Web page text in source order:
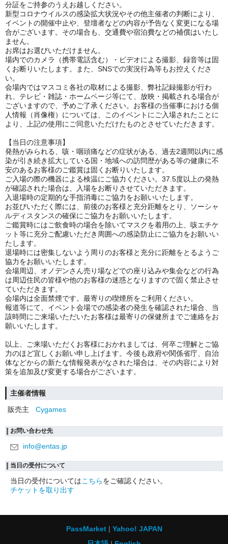
分証をご持参のうえお越しください。
新型コロナウイルスの感染拡大状況やその他主催者の判断により、
イベントの開催中止や、登壇者などの内容が予告なく変更になる場
合がございます。その場合も、交通費や宿泊費などの補償はいたし
ません。
お席はお選びいただけません。
場内でのカメラ（携帯電話含む）・ビデオによる撮影、録音等は固
くお断りいたします。また、SNSでの実況行為等もお控えくださ
い。
会場内ではマスコミ各社の取材による撮影、弊社記録撮影が行わ
れ、テレビ・雑誌・ホームページ等にて、放映・掲載される場合が
ございますので、予めご了承ください。お客様の当催事における個
人情報（肖像権）については、このイベントにご入場されたことに
より、上記の使用にご同意いただけたものとさせていただきます。
【当日の注意事項】
発熱がみられる、咳・咽頭痛などの症状がある、過去2週間以内に感
染が引き続き拡大している国・地域への訪問歴がある等の健康に不
安のあるお客様のご鑑賞は固くお断りいたします。
ご入場の際の機器による検温にご協力ください。37.5度以上の発熱
が確認された場合は、入場をお断りさせていただきます。
入退場時の定期的な手指消毒にご協力をお願いいたします。
お並びいただく際には、前後のお客様と充分距離をとり、ソーシャ
ルディスタンスの確保にご協力をお願いいたします。
ご鑑賞時にはご飲食時の場合を除いてマスクを着用の上、咳エチケ
ット等に充分ご配慮いただき周囲への感染防止にご協力をお願いい
たします。
退場時には密集しないよう周りのお客様と充分に距離をとるようご
協力をお願いいたします。
会場周辺、オノデンさん売り場などでの座り込みや集会などの行為
は周辺住民の皆様や他のお客様の迷惑となりますので固く禁止させ
ていただきます。
会場内は全面禁煙です。最寄りの喫煙所をご利用ください。
報道等にて、イベント会場での感染者の発生を確認された場合、当
該時間にご来場いただいたお客様は最寄りの保健所までご連絡をお
願いいたします。
以上、ご来場いただくお客様におかれましては、何卒ご理解とご協
力のほど宜しくお願い申し上げます。今後も政府や関係省庁、自治
体などからの新たな情報発表がなされた場合は、その内容により対
策を追加及び変更する場合がございます。
主催者情報
販売主
Cygames
お問い合わせ先
info@entas.jp
当日の受付について
当日の受付についてはこちらをご確認ください。
チケットを取り出す
PassMarket
Yahoo! JAPAN